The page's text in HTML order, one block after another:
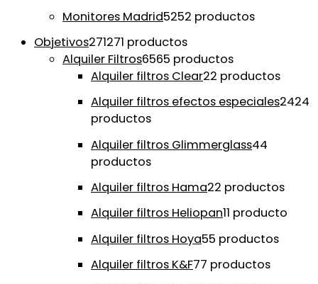
Monitores Madrid5252 productos
Objetivos271271 productos
Alquiler Filtros6565 productos
Alquiler filtros Clear22 productos
Alquiler filtros efectos especiales2424
productos
Alquiler filtros Glimmerglass44
productos
Alquiler filtros Hama22 productos
Alquiler filtros Heliopan11 producto
Alquiler filtros Hoya55 productos
Alquiler filtros K&F77 productos